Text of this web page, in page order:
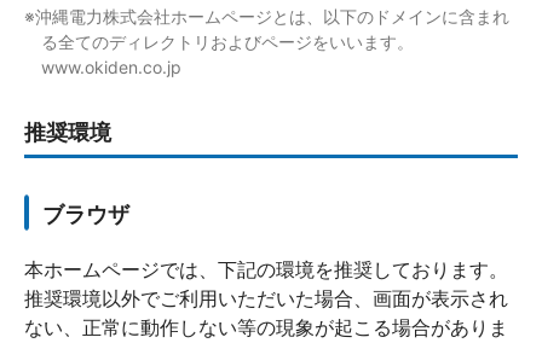
※沖縄電力株式会社ホームページとは、以下のドメインに含まれ
る全てのディレクトリおよびページをいいます。
www.okiden.co.jp
推奨環境
ブラウザ
本ホームページでは、下記の環境を推奨しております。
推奨環境以外でご利用いただいた場合、画面が表示され
ない、正常に動作しない等の現象が起こる場合がありま